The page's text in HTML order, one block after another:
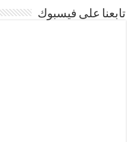
تابعنا على فيسبوك